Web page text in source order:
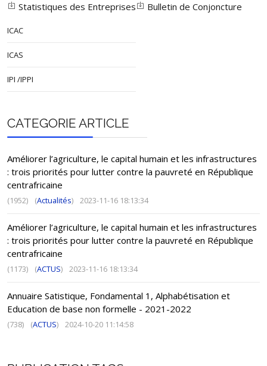
Statistiques des Entreprises
ICAC
ICAS
IPI /IPPI
Bulletin de Conjoncture
CATEGORIE ARTICLE
Améliorer l’agriculture, le capital humain et les infrastructures
: trois priorités pour lutter contre la pauvreté en République
centrafricaine
(1952) (Actualités) 2023-11-16 18:13:34
Améliorer l’agriculture, le capital humain et les infrastructures
: trois priorités pour lutter contre la pauvreté en République
centrafricaine
(1173) (ACTUS) 2023-11-16 18:13:34
Annuaire Satistique, Fondamental 1, Alphabétisation et
Education de base non formelle - 2021-2022
(738) (ACTUS) 2024-10-20 11:14:58